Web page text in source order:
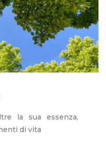
la sua essenza,
di vita